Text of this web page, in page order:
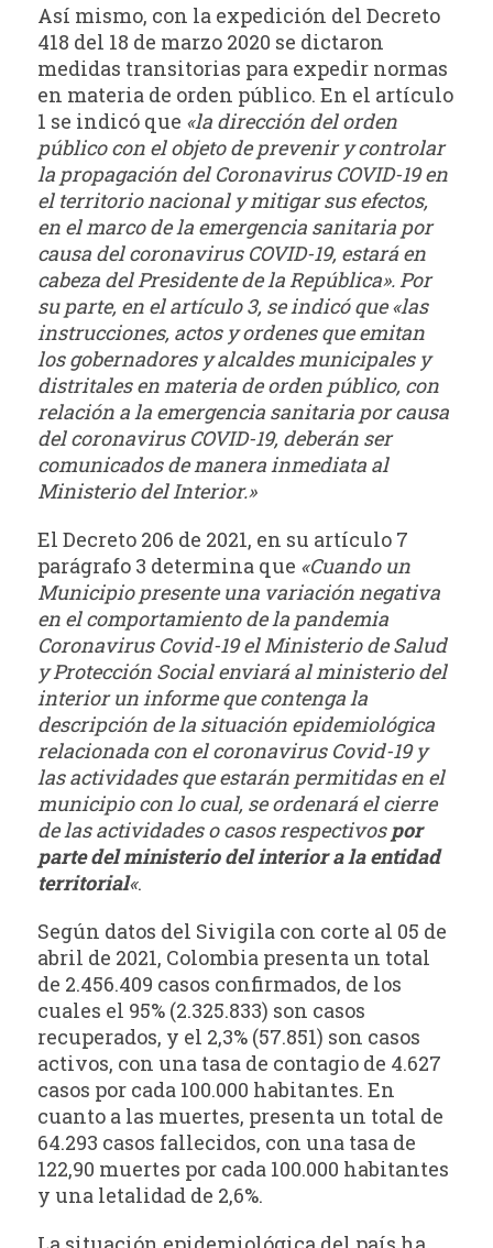
Así mismo, con la expedición del Decreto
418 del 18 de marzo 2020 se dictaron
medidas transitorias para expedir normas
en materia de orden público. En el artículo
1 se indicó que «la dirección del orden
público con el objeto de prevenir y controlar
la propagación del Coronavirus COVID-19 en
el territorio nacional y mitigar sus efectos,
en el marco de la emergencia sanitaria por
causa del coronavirus COVID-19, estará en
cabeza del Presidente de la República». Por
su parte, en el artículo 3, se indicó que «las
instrucciones, actos y ordenes que emitan
los gobernadores y alcaldes municipales y
distritales en materia de orden público, con
relación a la emergencia sanitaria por causa
del coronavirus COVID-19, deberán ser
comunicados de manera inmediata al
Ministerio del Interior.»
El Decreto 206 de 2021, en su artículo 7
parágrafo 3 determina que «Cuando un
Municipio presente una variación negativa
en el comportamiento de la pandemia
Coronavirus Covid-19 el Ministerio de Salud
y Protección Social enviará al ministerio del
interior un informe que contenga la
descripción de la situación epidemiológica
relacionada con el coronavirus Covid-19 y
las actividades que estarán permitidas en el
municipio con lo cual, se ordenará el cierre
de las actividades o casos respectivos por
parte del ministerio del interior a la entidad
territorial«.
Según datos del Sivigila con corte al 05 de
abril de 2021, Colombia presenta un total
de 2.456.409 casos confirmados, de los
cuales el 95% (2.325.833) son casos
recuperados, y el 2,3% (57.851) son casos
activos, con una tasa de contagio de 4.627
casos por cada 100.000 habitantes. En
cuanto a las muertes, presenta un total de
64.293 casos fallecidos, con una tasa de
122,90 muertes por cada 100.000 habitantes
y una letalidad de 2,6%.